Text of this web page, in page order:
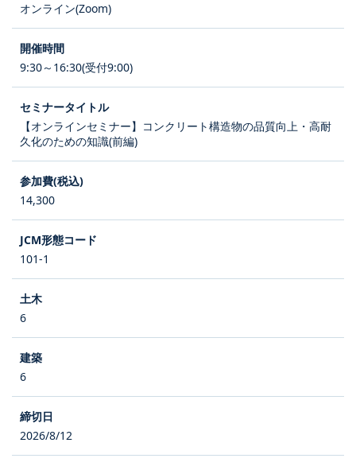
オンライン(Zoom)
9:30～16:30(受付9:00)
【オンラインセミナー】コンクリート構造物の品質向上・高耐
久化のための知識(前編)
14,300
101-1
6
6
2026/8/12